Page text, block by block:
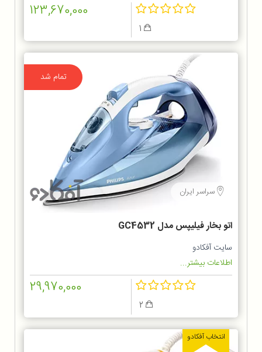
123,670,000
تمام شد
سراسر ایران
اتو بخار فیلیپس مدل GC4532
سایت آفکادو
اطلاعات بیشتر...
29,970,000
انتخاب آفکادو